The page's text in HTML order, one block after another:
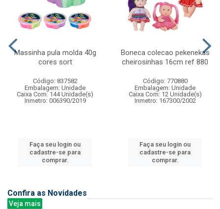
Massinha pula molda 40g
cores sort
Código: 837582
Embalagem: Unidade
Caixa Com: 144 Unidade(s)
Inmetro: 006390/2019
Faça seu login ou
cadastre-se para
comprar.
Boneca colecao pekenekas
cheirosinhas 16cm ref 880
Código: 770880
Embalagem: Unidade
Caixa Com: 12 Unidade(s)
Inmetro: 167300/2002
Faça seu login ou
cadastre-se para
comprar.
Confira as Novidades
Veja mais